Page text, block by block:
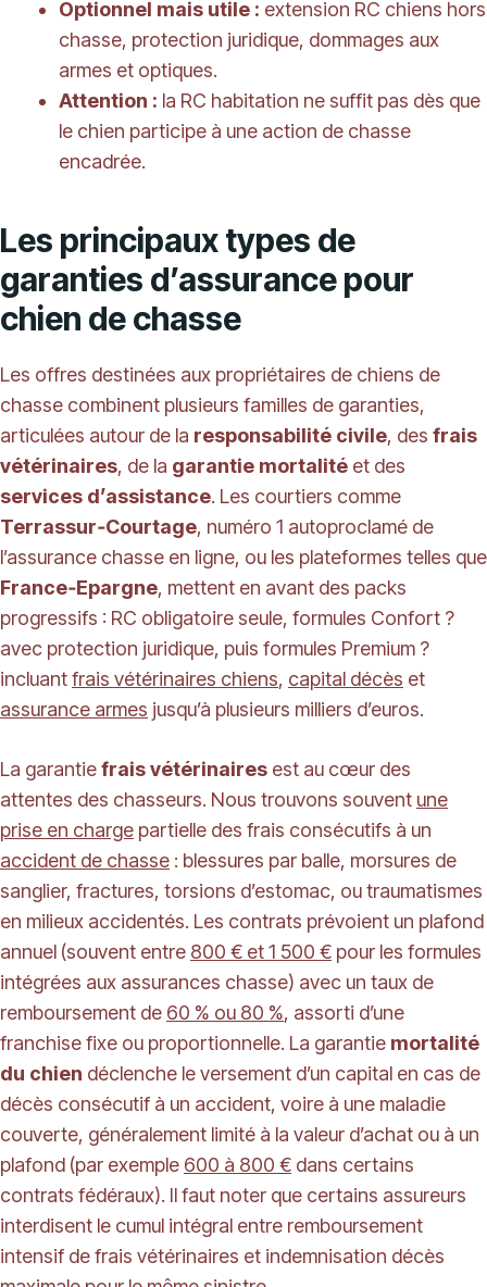
Optionnel mais utile : extension RC chiens hors
chasse, protection juridique, dommages aux
armes et optiques.
Attention : la RC habitation ne suffit pas dès que
le chien participe à une action de chasse
encadrée.
Les principaux types de
garanties d’assurance pour
chien de chasse
Les offres destinées aux propriétaires de chiens de
chasse combinent plusieurs familles de garanties,
articulées autour de la responsabilité civile, des frais
vétérinaires, de la garantie mortalité et des
services d’assistance. Les courtiers comme
Terrassur‑Courtage, numéro 1 autoproclamé de
l’assurance chasse en ligne, ou les plateformes telles que
France‑Epargne, mettent en avant des packs
progressifs : RC obligatoire seule, formules Confort ?
avec protection juridique, puis formules Premium ?
incluantfrais vétérinaires chiens, capital décès et
assurance armes jusqu’à plusieurs milliers d’euros.
La garantiefrais vétérinaires est au cœur des
attentes des chasseurs. Nous trouvons souvent une
prise en charge partielle des frais consécutifs à un
accident de chasse : blessures par balle, morsures de
sanglier, fractures, torsions d’estomac, ou traumatismes
en milieux accidentés. Les contrats prévoient un plafond
annuel (souvent entre 800 € et 1 500 € pour les formules
intégrées aux assurances chasse) avec un taux de
remboursement de 60 % ou 80 %, assorti d’une
franchise fixe ou proportionnelle. La garantie mortalité
du chien déclenche le versement d’un capital en cas de
décès consécutif à un accident, voire à une maladie
couverte, généralement limité à la valeur d’achat ou à un
plafond (par exemple 600 à 800 € dans certains
contrats fédéraux). Il faut noter que certains assureurs
interdisent le cumul intégral entre remboursement
intensif de frais vétérinaires et indemnisation décès